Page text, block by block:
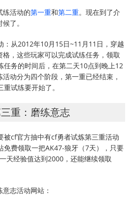
练活动的第一重和第二重。现在到了介
了。
：从2012年10月15日~11月11日，穿越
，这些玩家可以完成试练任务，领取
任务的时间后，在第二天10点到晚上12
动分为四个阶段，第一重已经结束，
试练要开始了。
重：磨练意志
被cf官方抽中有cf勇者试炼第三重活动
免费领取一把AK47-狼牙（7天），只要
天经验值达到2000，还能继续领取
志活动网站：